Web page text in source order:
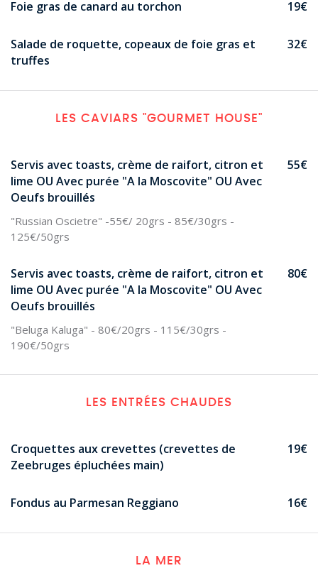
Foie gras de canard au torchon 19€
Salade de roquette, copeaux de foie gras et
truffes
32€
LES CAVIARS "GOURMET HOUSE"
Servis avec toasts, crème de raifort, citron et
lime OU Avec purée "A la Moscovite" OU Avec
Oeufs brouillés
"Russian Oscietre" -55€/ 20grs - 85€/30grs -
125€/50grs
55€
Servis avec toasts, crème de raifort, citron et
lime OU Avec purée "A la Moscovite" OU Avec
Oeufs brouillés
"Beluga Kaluga" - 80€/20grs - 115€/30grs -
190€/50grs
80€
LES ENTRÉES CHAUDES
Croquettes aux crevettes (crevettes de
Zeebruges épluchées main)
19€
Fondus au Parmesan Reggiano 16€
LA MER